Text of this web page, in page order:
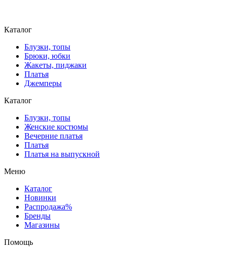
Каталог
Блузки, топы
Брюки, юбки
Жакеты, пиджаки
Платья
Джемперы
Каталог
Блузки, топы
Женские костюмы
Вечерние платья
Платья
Платья на выпускной
Меню
Каталог
Новинки
Распродажа%
Бренды
Магазины
Помощь